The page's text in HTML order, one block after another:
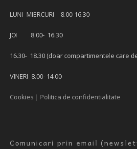
LUNI- MIERCURI -8.00-16.30
JOI 8.00- 16.30
16.30- 18.30 (doar compartimentele care
VINERI 8.00- 14.00
Cookies | Politica de confidentialitate
Comunicari prin email